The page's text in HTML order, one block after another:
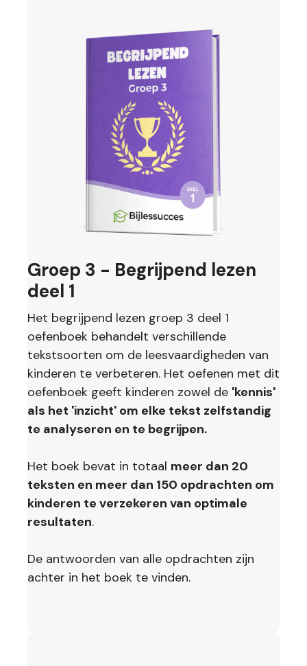
Groep 3 - Begrijpend lezen
deel 1
Het begrijpend lezen groep 3 deel 1
oefenboek behandelt verschillende
tekstsoorten om de leesvaardigheden van
kinderen te verbeteren. Het oefenen met dit
oefenboek geeft kinderen zowel de 'kennis'
als het 'inzicht' om elke tekst zelfstandig
te analyseren en te begrijpen.
Het boek bevat in totaal meer dan 20
teksten en meer dan 150 opdrachten om
kinderen te verzekeren van optimale
resultaten.
De antwoorden van alle opdrachten zijn
achter in het boek te vinden.